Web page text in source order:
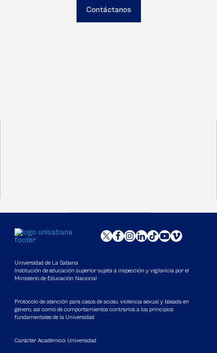
Contáctanos
Universidad de La Sabana
Institución de educación superior sujeta a inspección y vigilancia por el
Ministerio de Educación Nacional
Protocolo de atención para casos de acoso, violencia sexual y basada en
género, así como de comportamientos contrarios a los principios
fundamentales de la Universidad
Carácter Académico: Universidad